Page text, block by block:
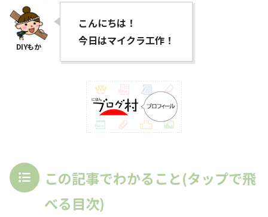
こんにちは！
今日はマイクラ工作！
この記事でわかること(タップで飛
べる目次)